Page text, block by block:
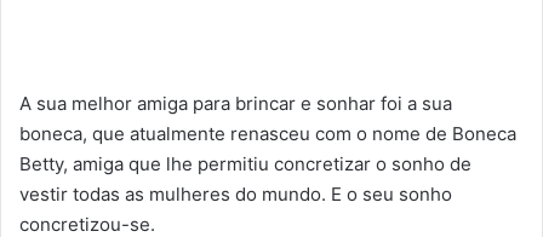
A sua melhor amiga para brincar e sonhar foi a sua
boneca, que atualmente renasceu com o nome de Boneca
Betty, amiga que lhe permitiu concretizar o sonho de
vestir todas as mulheres do mundo. E o seu sonho
concretizou-se.